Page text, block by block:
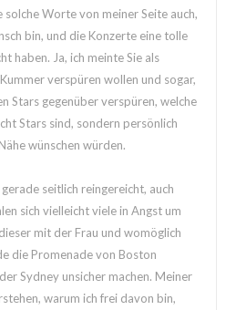
solche Worte von meiner Seite auch,
bin, und die Konzerte eine tolle
haben. Ja, ich meinte Sie als
verspüren wollen und sogar,
Stars gegenüber verspüren, welche
Stars sind, sondern persönlich
wünschen würden.
seitlich reingereicht, auch
sich vielleicht viele in Angst um
mit der Frau und womöglich
die Promenade von Boston
Sydney unsicher machen. Meiner
warum ich frei davon bin,